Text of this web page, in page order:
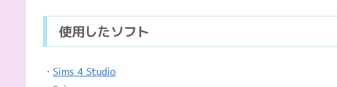
使用したソフト
・ Sims 4 Studio